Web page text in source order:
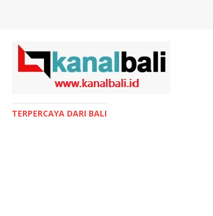
TERPERCAYA DARI BALI